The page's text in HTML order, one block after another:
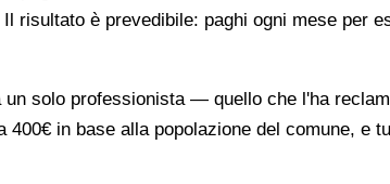
è prevedibile: paghi ogni mese per
solo professionista — quello che l'ha
in base alla popolazione del comune, e